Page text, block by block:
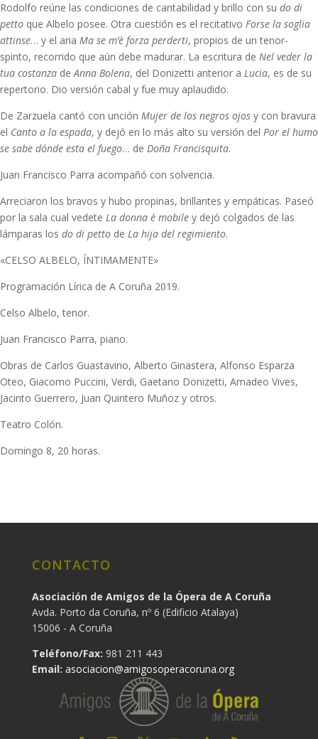
Rodolfo reúne las condiciones de cantabilidad y brillo con su do di
petto que Albelo posee. Otra cuestión es el recitativo Forse la soglia
attinse… y el aria Ma se m’è forza perderti, propios de un tenor-
spinto, recorrido que aún debe madurar. La escritura de Nel veder la
tua costanza de Anna Bolena, del Donizetti anterior a Lucia, es de su
repertorio. Dio versión cabal y fue muy aplaudido.
De Zarzuela cantó con unción Mujer de los negros ojos y con bravura
el Canto a la espada, y dejó en lo más alto su versión del Por el humo
se sabe dónde esta el fuego… de Doña Francisquita.
Juan Francisco Parra acompañó con solvencia.
Arreciaron los bravos y hubo propinas, brillantes y empáticas. Paseó
por la sala cual vedete La donna è mobile y dejó colgados de las
lámparas los do di petto de La hija del regimiento.
«CELSO ALBELO, ÍNTIMAMENTE»
Programación Lírica de A Coruña 2019.
Celso Albelo, tenor.
Juan Francisco Parra, piano.
Obras de Carlos Guastavino, Alberto Ginastera, Alfonso Esparza
Oteo, Giacomo Puccini, Verdi, Gaetano Donizetti, Amadeo Vives,
Jacinto Guerrero, Juan Quintero Muñoz y otros.
Teatro Colón.
Domingo 8, 20 horas.
CONTACTO
Asociación de Amigos de la Ópera de A Coruña
Avda. Porto da Coruña, nº 6 (Edificio Atalaya)
15006 - A Coruña
Teléfono/Fax: 981 211 443
Email: asociacion@amigosoperacoruna.org